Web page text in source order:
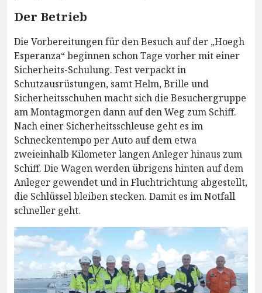
Der Betrieb
Die Vorbereitungen für den Besuch auf der „Hoegh
Esperanza“ beginnen schon Tage vorher mit einer
Sicherheits-Schulung. Fest verpackt in
Schutzausrüstungen, samt Helm, Brille und
Sicherheitsschuhen macht sich die Besuchergruppe
am Montagmorgen dann auf den Weg zum Schiff.
Nach einer Sicherheitsschleuse geht es im
Schneckentempo per Auto auf dem etwa
zweieinhalb Kilometer langen Anleger hinaus zum
Schiff. Die Wagen werden übrigens hinten auf dem
Anleger gewendet und in Fluchtrichtung abgestellt,
die Schlüssel bleiben stecken. Damit es im Notfall
schneller geht.